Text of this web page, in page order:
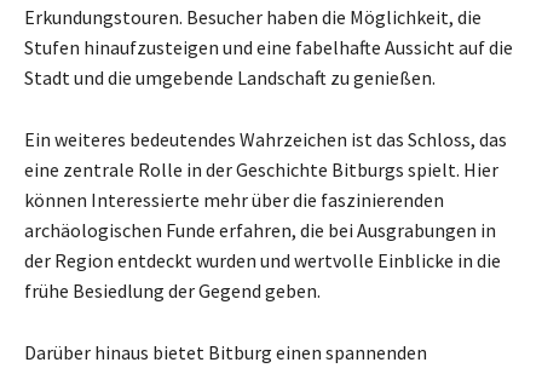
Erkundungstouren. Besucher haben die Möglichkeit, die
Stufen hinaufzusteigen und eine fabelhafte Aussicht auf die
Stadt und die umgebende Landschaft zu genießen.
Ein weiteres bedeutendes Wahrzeichen ist das Schloss, das
eine zentrale Rolle in der Geschichte Bitburgs spielt. Hier
können Interessierte mehr über die faszinierenden
archäologischen Funde erfahren, die bei Ausgrabungen in
der Region entdeckt wurden und wertvolle Einblicke in die
frühe Besiedlung der Gegend geben.
Darüber hinaus bietet Bitburg einen spannenden